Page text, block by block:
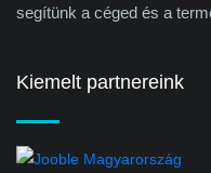
segítünk a céged és a
Kiemelt partnereink